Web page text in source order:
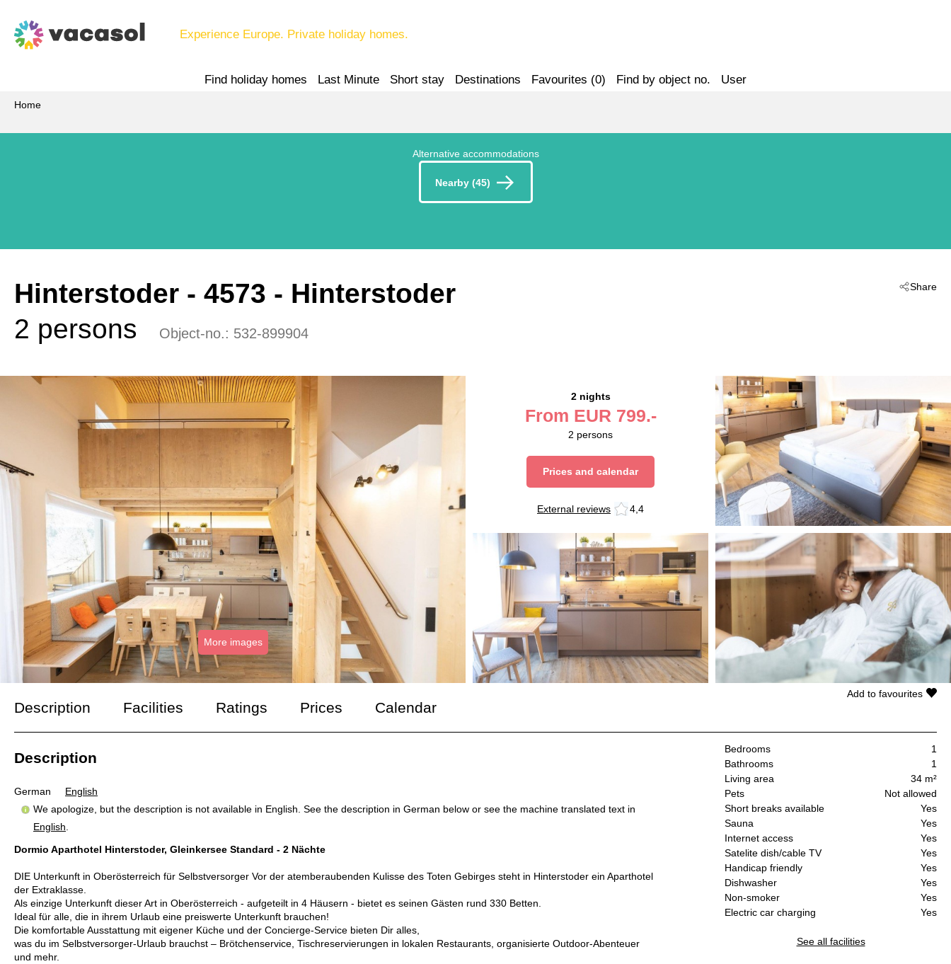
Experience Europe. Private holiday homes.
Find holiday homes Last Minute Short stay Destinations Favourites (0) Find by object no. User
Home
Alternative accommodations
Nearby (45)
Share
Hinterstoder - 4573 - Hinterstoder
2 persons
Object-no.: 532-899904
More images
2 nights
From EUR 799.-
2 persons
Prices and calendar
External reviews 4,4
Description Facilities Ratings Prices Calendar
Bedrooms
1
Bathrooms
1
Living area
34 m²
Pets
Not allowed
Short breaks available
Yes
Sauna
Yes
Internet access
Yes
Satelite dish/cable TV
Yes
Handicap friendly
Yes
Dishwasher
Yes
Non-smoker
Yes
Electric car charging
Yes
See all facilities
Add to favourites
Description
German
English
We apologize, but the description is not available in English. See the description in German below or see the machine translated text in
English.
Dormio Aparthotel Hinterstoder, Gleinkersee Standard - 2 Nächte
DIE Unterkunft in Oberösterreich für Selbstversorger Vor der atemberaubenden Kulisse des Toten Gebirges steht in Hinterstoder ein Aparthotel
der Extraklasse.
Als einzige Unterkunft dieser Art in Oberösterreich - aufgeteilt in 4 Häusern - bietet es seinen Gästen rund 330 Betten.
Ideal für alle, die in ihrem Urlaub eine preiswerte Unterkunft brauchen!
Die komfortable Ausstattung mit eigener Küche und der Concierge-Service bieten Dir alles,
was du im Selbstversorger-Urlaub brauchst – Brötchenservice, Tischreservierungen in lokalen Restaurants, organisierte Outdoor-Abenteuer
und mehr.